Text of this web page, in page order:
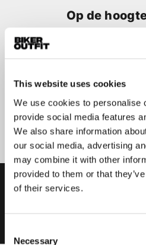
This website uses cookies
We use cookies to personalise
provide social media features
We also share information
our social media, advertising
may combine it with other
provided to them or that
of their services.
Selection
Necessary
Op de